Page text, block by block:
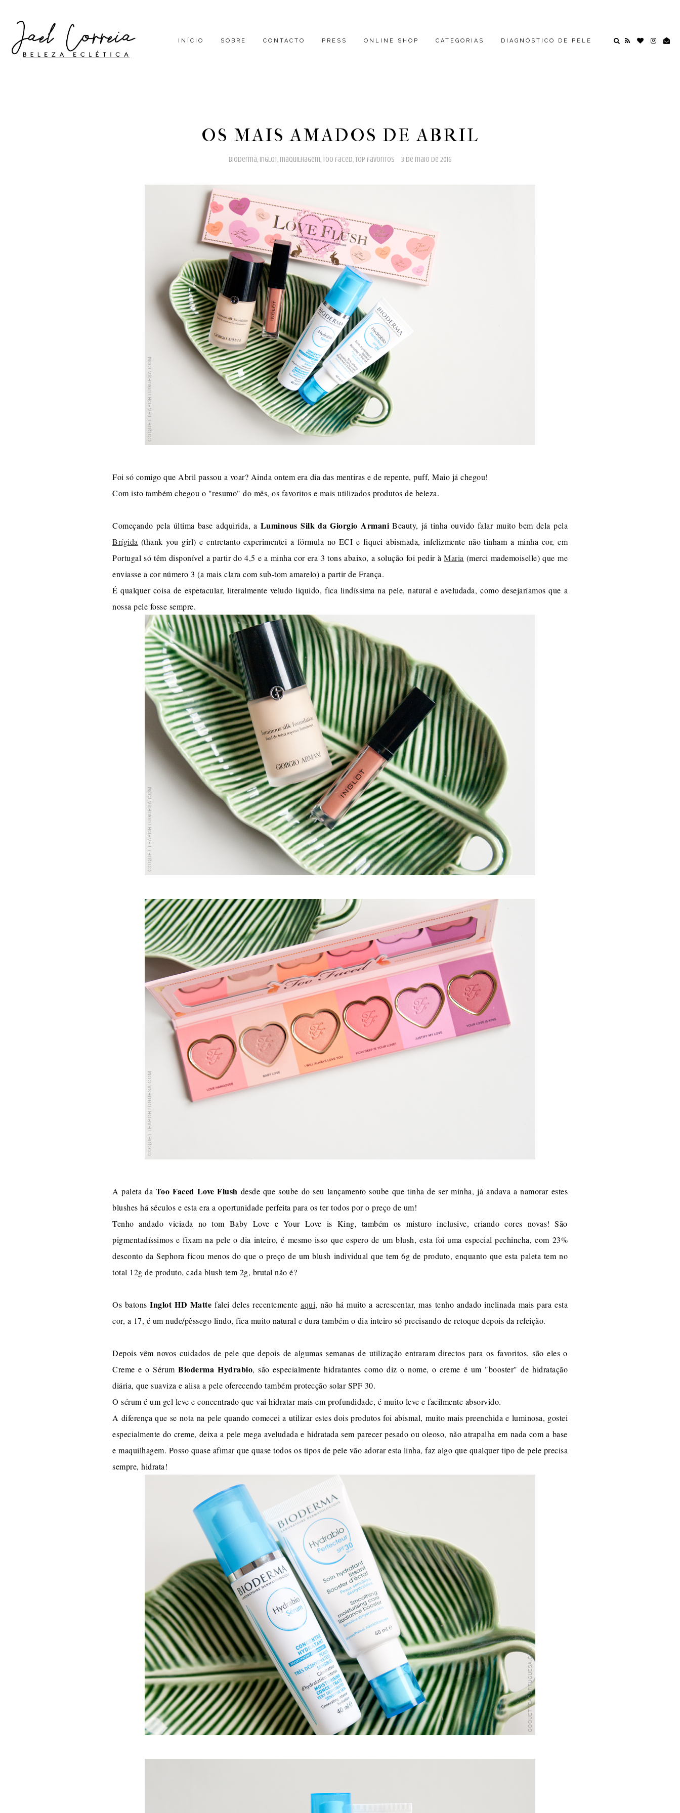
INÍCIO SOBRE CONTACTO PRESS ONLINE SHOP CATEGORIAS DIAGNÓSTICO DE PELE
OS MAIS AMADOS DE ABRIL
bioderma, inglot, maquilhagem,too faced,top favoritos 3 de maio de 2016
Foi só comigo que Abril passou a voar? Ainda ontem era dia das mentiras e de repente, puff, Maio já chegou!
Com isto também chegou o "resumo" do mês, os favoritos e mais utilizados produtos de beleza.
Começando pela última base adquirida, a Luminous Silk da Giorgio Armani Beauty, já tinha ouvido falar muito bem dela pela
Brígida (thank you girl) e entretanto experimentei a fórmula no ECI e fiquei abismada, infelizmente não tinham a minha cor, em
Portugal só têm disponível a partir do 4,5 e a minha cor era 3 tons abaixo, a solução foi pedir àMaria (merci mademoiselle) que me
enviasse a cor número 3 (a mais clara com sub-tom amarelo) a partir de França.
É qualquer coisa de espetacular, literalmente veludo liquido, fica lindíssima na pele, natural e aveludada, como desejaríamos que a
nossa pele fosse sempre.
A paleta da Too Faced Love Flush desde que soube do seu lançamento soube que tinha de ser minha, já andava a namorar estes
blushes há séculos e esta era a oportunidade perfeita para os ter todos por o preço de um!
Tenho andado viciada no tom Baby Love e Your Love is King, também os misturo inclusive, criando cores novas! São
pigmentadíssimos e fixam na pele o dia inteiro, é mesmo isso que espero de um blush, esta foi uma especial pechincha, com 23%
desconto da Sephora ficou menos do que o preço de um blush individual que tem 6g de produto, enquanto que esta paleta tem no
total 12g de produto, cada blush tem 2g, brutal não é?
Os batonsInglot HD Matte falei deles recentementeaqui, não há muito a acrescentar, mas tenho andado inclinada mais para esta
cor, a 17, é um nude/pêssego lindo, fica muito natural e dura também o dia inteiro só precisando de retoque depois da refeição.
Depois vêm novos cuidados de pele que depois de algumas semanas de utilização entraram directos para os favoritos, são eles o
Creme e o SérumBioderma Hydrabio, são especialmente hidratantes como diz o nome, o creme é um "booster" de hidratação
diária, que suaviza e alisa a pele oferecendo também protecção solar SPF 30.
O sérum é um gel leve e concentrado que vai hidratar mais em profundidade, é muito leve e facilmente absorvido.
A diferença que se nota na pele quando comecei a utilizar estes dois produtos foi abismal, muito mais preenchida e luminosa, gostei
especialmente do creme, deixa a pele mega aveludada e hidratada sem parecer pesado ou oleoso, não atrapalha em nada com a base
e maquilhagem. Posso quase afimar que quase todos os tipos de pele vão adorar esta linha, faz algo que qualquer tipo de pele precisa
sempre, hidrata!